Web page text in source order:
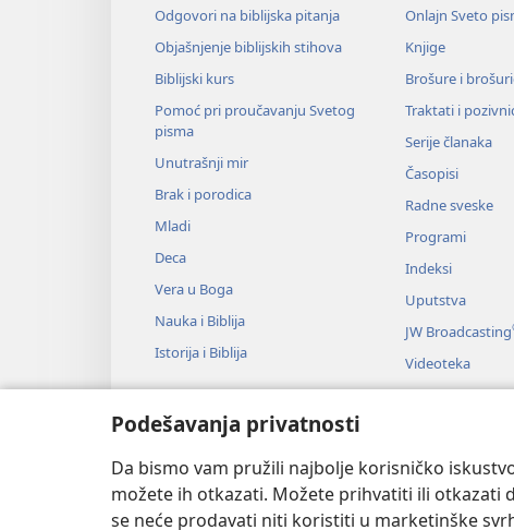
Podešavanja privatnosti
Da bismo vam pružili najbolje korisničko
možete ih otkazati. Možete prihvatiti ili otkazati
se neće prodavati niti koristiti u marketinške
Odgovori na biblijska pitanja
Objašnjenje biblijskih stihova
Biblijski kurs
Pomoć pri proučavanju Svetog
pisma
Unutrašnji mir
Brak i porodica
Mladi
Deca
Vera u Boga
Nauka i Biblija
Istorija i Biblija
Onlajn Sveto
Knjige
Brošure i
Traktati i
Serije članaka
Časopisi
Radne sveske
Programi
Indeksi
Uputstva
JW Broadcasting
Videoteka
Muzika
Dramsko čitanje